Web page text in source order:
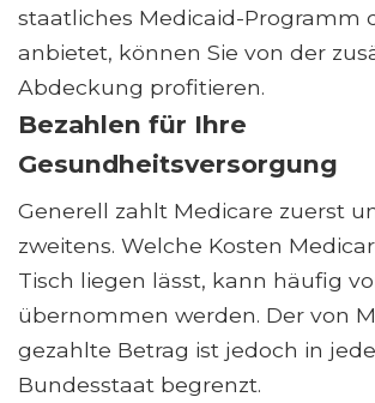
staatliches Medicaid-Programm
anbietet, können Sie von der
Abdeckung profitieren.
Bezahlen für Ihre
Gesundheitsversorgung
Generell zahlt Medicare zuerst
zweitens. Welche Kosten
Tisch liegen lässt, kann häufig
übernommen werden. Der von
gezahlte Betrag ist jedoch in
Bundesstaat begrenzt.